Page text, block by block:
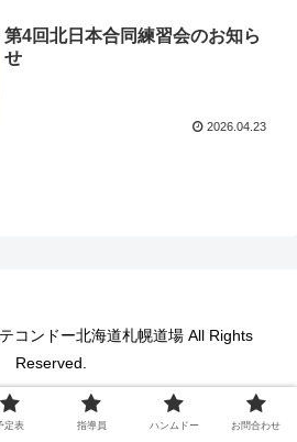
第4回北日本合同練習会のお知ら
せ
2026.04.23
コンドー北海道札幌道場 All Rights
Reserved.
定表 指導員 ハンムドー お問合わせ